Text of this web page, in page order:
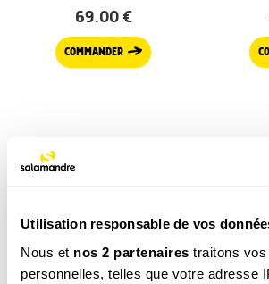
Utilisation responsable de vos
Nous et nos 2 partenaires traitons vos
personnelles, telles que votre adresse
69.00€
COMMANDER
Poursuivez votre